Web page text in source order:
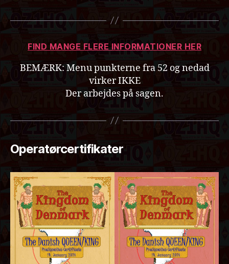
FIND MANGE FLERE INFORMATIONER HER
BEMÆRK: Menu punkterne fra 52 og nedad
virker IKKE
Der arbejdes på sagen.
Operatørcertifikater